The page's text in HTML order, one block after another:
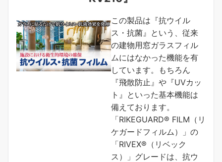
この製品は『抗ウイル
ス・抗菌』という、従来
の建物用窓ガラスフィル
ムにはなかった機能を有
しています。もちろん
『飛散防止』や『UVカッ
ト』といった基本機能は
備えております。
「RIKEGUARD® FILM（リ
ケガードフィルム）」の
「RIVEX®（リベック
ス）」グレードは、抗ウ